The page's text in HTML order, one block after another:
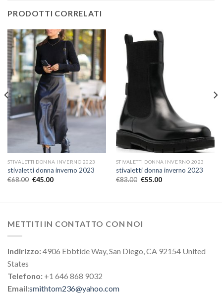
PRODOTTI CORRELATI
STIVALETTI DONNA INVERNO 2023
stivaletti donna inverno 2023
€68.00 €45.00
STIVALETTI DONNA INVERNO 2023
stivaletti donna inverno 2023
€83.00 €55.00
METTITI IN CONTATTO CON NOI
Indirizzo:4906 Ebbtide Way, San Diego, CA 92154 United
States
Telefono: +1 646 868 9032
Email:smithtom236@yahoo.com